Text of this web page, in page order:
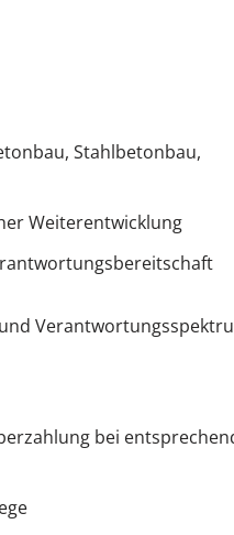
Stahlbetonbau,
Weiterentwicklung
bei